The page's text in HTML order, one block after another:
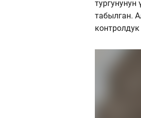
тургунунун
табылган.